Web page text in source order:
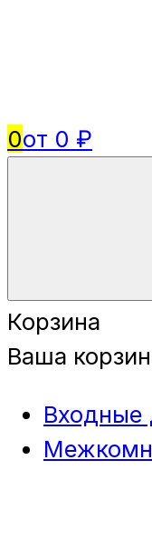
0от 0 ₽
Корзина
Ваша
Входные